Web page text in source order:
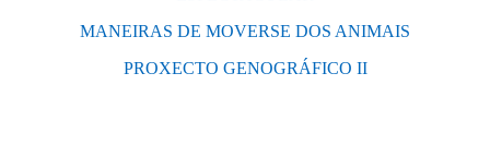
MANEIRAS DE MOVERSE DOS ANIMAIS
PROXECTO GENOGRÁFICO II